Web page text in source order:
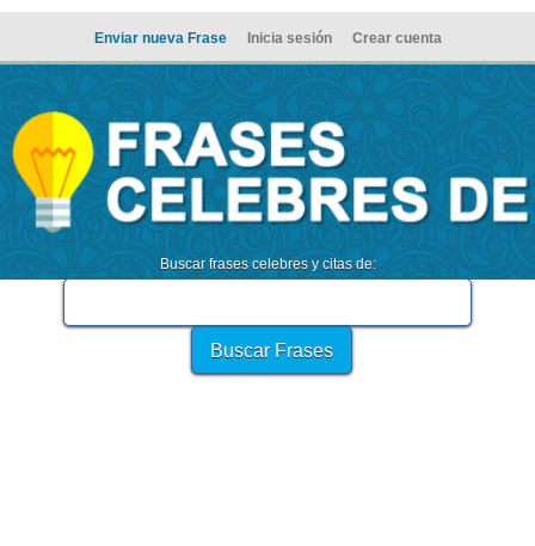
Enviar nueva Frase Inicia sesión Crear cuenta
Buscar frases celebres y citas de: